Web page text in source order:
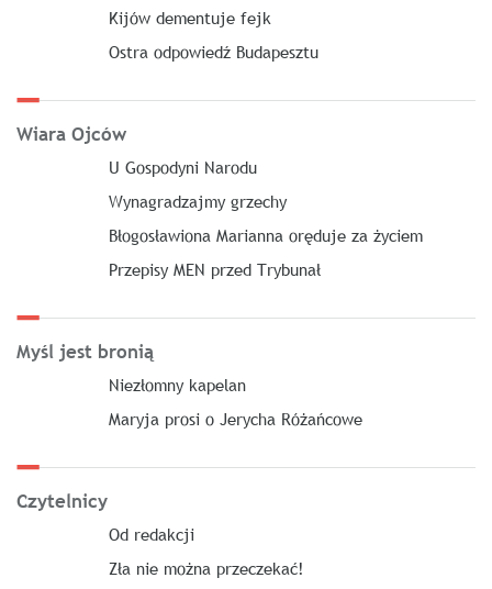
Kijów dementuje fejk
Ostra odpowiedź Budapesztu
Wiara Ojców
U Gospodyni Narodu
Wynagradzajmy grzechy
Błogosławiona Marianna oręduje za życiem
Przepisy MEN przed Trybunał
Myśl jest bronią
Niezłomny kapelan
Maryja prosi o Jerycha Różańcowe
Czytelnicy
Od redakcji
Zła nie można przeczekać!